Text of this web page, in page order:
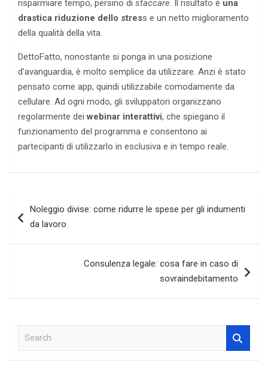
risparmiare tempo, persino di staccare. Il risultato è una
drastica riduzione dello stress e un netto miglioramento
della qualità della vita.
DettoFatto, nonostante si ponga in una posizione
d’avanguardia, è molto semplice da utilizzare. Anzi è stato
pensato come app, quindi utilizzabile comodamente da
cellulare. Ad ogni modo, gli sviluppatori organizzano
regolarmente deiwebinar interattivi, che spiegano il
funzionamento del programma e consentono ai
partecipanti di utilizzarlo in esclusiva e in tempo reale.
articoli
Noleggio divise: come ridurre le spese per gli indumenti
da lavoro
Consulenza legale: cosa fare in caso di
sovraindebitamento
a